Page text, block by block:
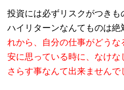
投資には必ずリスクがつきも
ハイリターンなんてものは絶
れから、自分の仕事がどうな
安に思っている時に、なけな
さらす事なんて出来ませんで